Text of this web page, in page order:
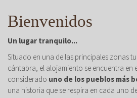
Bienvenidos
Un lugar tranquilo...
Situado en una de las principales zonas
cántabra, el alojamiento se encuentra en
considerado uno de los pueblos más
una historia que se respira en cada uno